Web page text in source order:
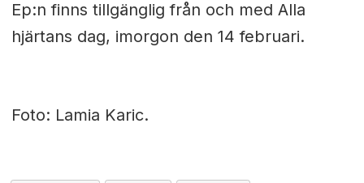
Ep:n finns tillgänglig från och med Alla
hjärtans dag, imorgon den 14 februari.
Foto: Lamia Karic.